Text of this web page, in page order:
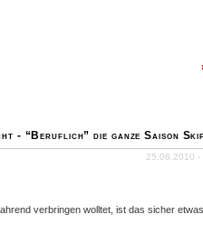
- “Beruflich” die ganze Saison
25.08.2010 -
verbringen wolltet, ist das sicher